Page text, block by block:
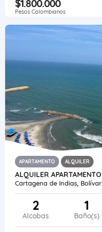
$1.800.000
Pesos Colombianos
APARTAMENTO ALQUILER
Cartagena de Indias, Bolívar
2
Alcobas
1
Baño(s)